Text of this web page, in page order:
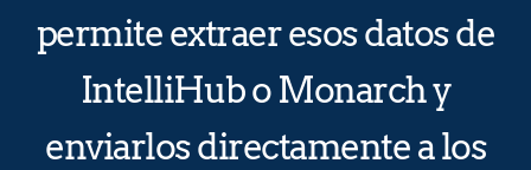
permite extraer esos datos de
IntelliHub o Monarch y
enviarlos directamente a los